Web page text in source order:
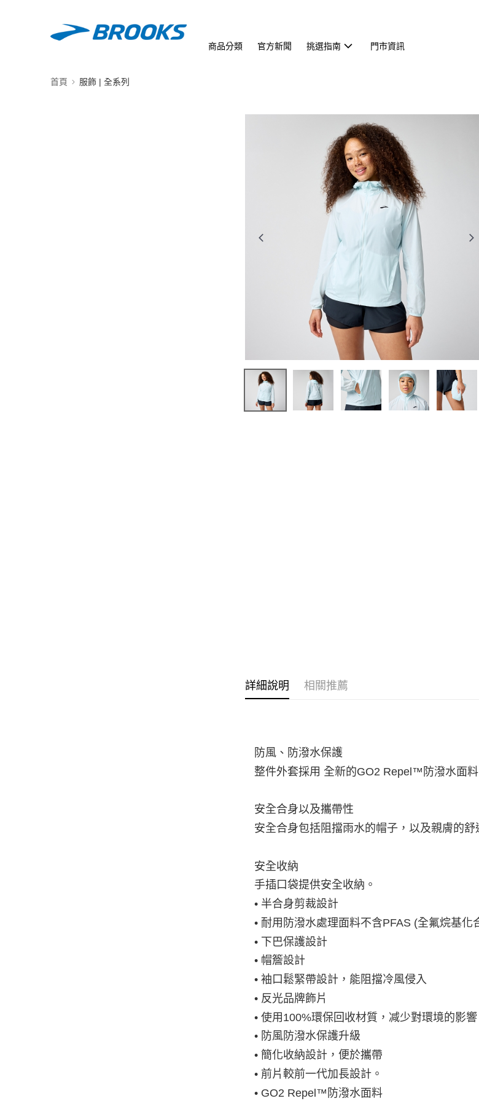
商品分類 官方新聞 挑選指南 門市資訊
首頁 服飾 | 全系列
詳細說明 相關推薦
防風、防潑水保護
整件外套採用 全新的GO2 Repel™防潑水面
安全合身以及攜帶性
安全合身包括阻擋雨水的帽子，以及親膚的
安全收納
手插口袋提供安全收納。
• 半合身剪裁設計
• 耐用防潑水處理面料不含PFAS (全氟烷基化
• 下巴保護設計
• 帽簷設計
• 袖口鬆緊帶設計，能阻擋冷風侵入
• 反光品牌飾片
• 使用100%環保回收材質，减少對環境的影響
• 防風防潑水保護升級
• 簡化收納設計，便於攜帶
• 前片較前一代加長設計。
• GO2 Repel™防潑水面料